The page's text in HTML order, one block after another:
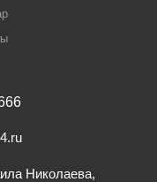
Николаева,